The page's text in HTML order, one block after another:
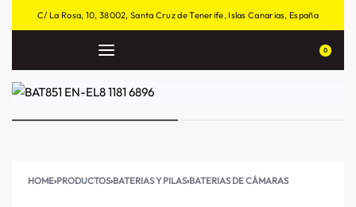
C/ La Rosa, 10, 38002, Santa Cruz de Tenerife, Islas Canarias, España
0
HOME›PRODUCTOS›BATERIAS Y PILAS›BATERIAS DE CÁMARAS